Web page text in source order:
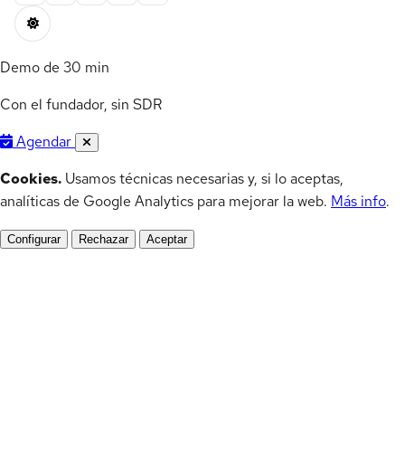
Demo de 30 min
Con el fundador, sin SDR
Agendar
Cookies. Usamos técnicas necesarias y, si lo aceptas,
analíticas de Google Analytics para mejorar la web. Más info.
Configurar Rechazar Aceptar